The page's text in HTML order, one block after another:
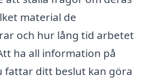
material de
och hur lång tid arbetet
ha all information på
fattar ditt beslut kan göra